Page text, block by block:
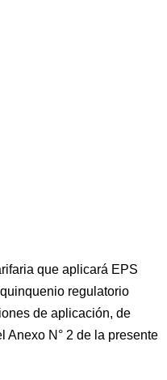
que aplicará EPS
regulatorio
de aplicación, de
Anexo N° 2 de la presente